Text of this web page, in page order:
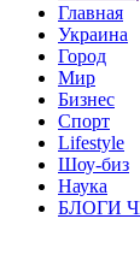
Главная
Украина
Город
Мир
Бизнес
Спорт
Lifestyle
Шоу-биз
Наука
БЛОГИ